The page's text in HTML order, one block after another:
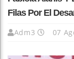
Filas Por El
Adm3 07